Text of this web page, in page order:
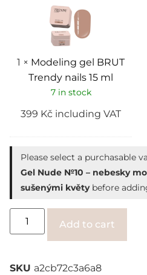
Trendy
nails
15
ml
1 × Modeling gel BRUT
Trendy nails 15 ml
7 in stock
399 Kč including VAT
Please select a purchasable
Gel Nude №10 – nebesky
sušenými květybefore
Add to cart
SKU a2cb72c3a6a8